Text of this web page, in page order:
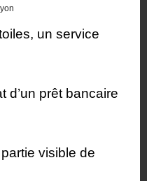
un service
d’un prêt bancaire
visible de